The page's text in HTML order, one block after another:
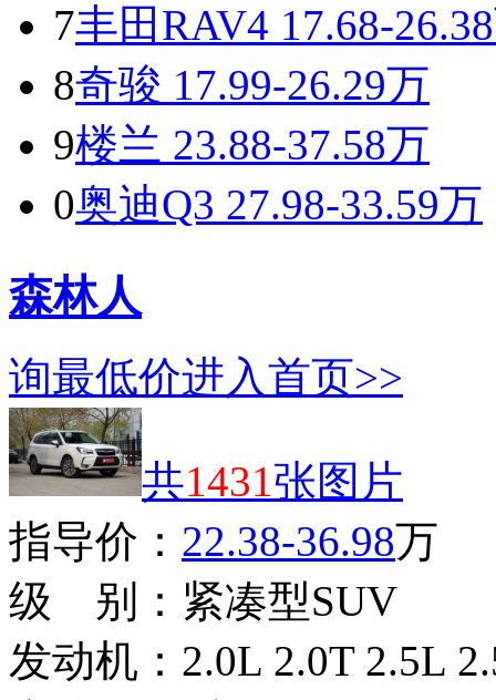
7丰田RAV4 17.68-
8奇骏 17.99-26.29万
9楼兰 23.88-37.58万
0奥迪Q3 27.98-33.59万
森林人
询最低价进入首页>>
共1431张图片
指导价： 22.38-36.98万
级 别： 紧凑型SUV
发动机： 2.0L 2.0T 2.5L